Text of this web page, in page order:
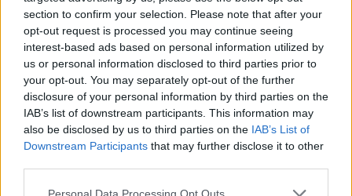
section to confirm your selection. Please note that after your
opt-out request is processed you may continue seeing
interest-based ads based on personal information utilized by
us or personal information disclosed to third parties prior to
your opt-out. You may separately opt-out of the further
disclosure of your personal information by third parties on the
IAB’s list of downstream participants. This information may
also be disclosed by us to third parties on the IAB’s List of
Downstream Participants that may further disclose it to other
Personal Data Processing Opt Outs
2026
Για σχόλια, μηνύματα ή φωτογραφικό υλικό
σχετικά με τοMad.gr, επισκεφτείτε μας στο
Facebook, επικοινωνήστε μέσωTwitterή
ακολουθήστε μας στο
Instagram .
Θοδωρής Φέρρης Κατράκειο Θέατρο Νίκαιας
μουσική